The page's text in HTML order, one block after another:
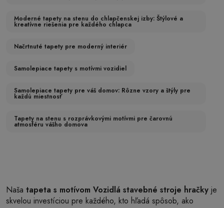
Moderné tapety na stenu do chlapčenskej izby: Štýlové a
kreatívne riešenia pre každého chlapca
Načrtnuté tapety pre moderný interiér
Samolepiace tapety s motívmi vozidiel
Samolepiace tapety pre váš domov: Rôzne vzory a štýly pre
každú miestnosť
Tapety na stenu s rozprávkovými motívmi pre čarovnú
atmosféru vášho domova
Naša tapeta s motívom Vozidlá stavebné stroje hračky je
skvelou investíciou pre každého, kto hľadá spôsob, ako